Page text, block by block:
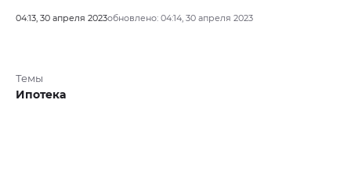
04:13, 30 апреля 2023обновлено: 04:14, 30 апреля 2023
Темы
Ипотека